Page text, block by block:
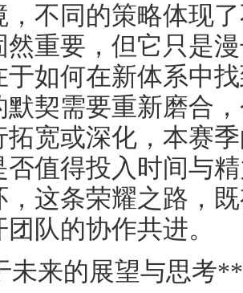
，不同的策略体现
然重要，但它只是
于如何在新体系中
默契需要重新磨合
拓宽或深化，本赛
否值得投入时间与
，这条荣耀之路，
队的协作共进。
未来的展望与思考**